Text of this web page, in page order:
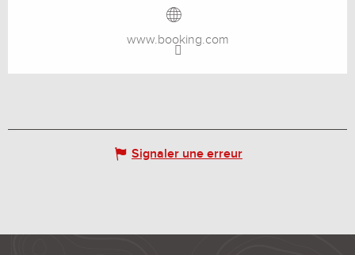
www.booking.com
Signaler une erreur